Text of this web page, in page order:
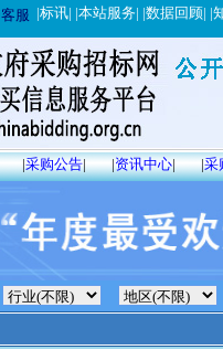
客服 |标讯| |本站服务| |数据回顾| |
|采购公告| |资讯中心| |采